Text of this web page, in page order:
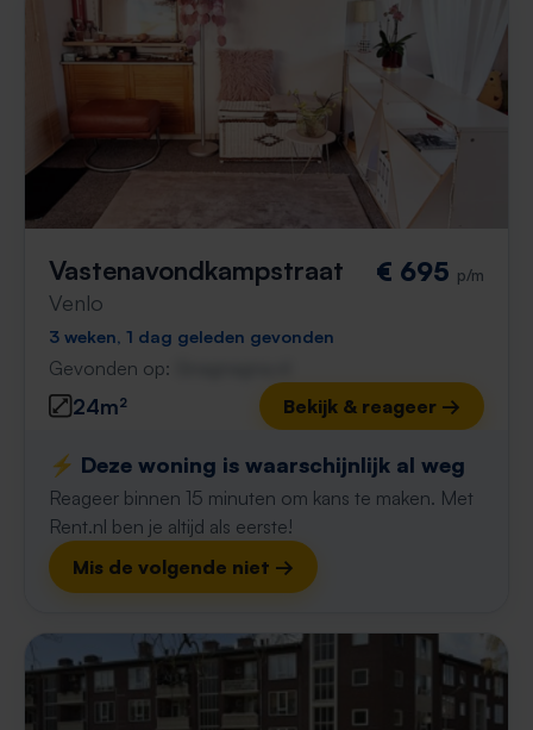
Vastenavondkampstraat
Venlo
€ 695 p/m
3 weken, 1 dag geleden gevonden
Gevonden op:
24m² Bekijk & reageer →
⚡️ Deze woning is waarschijnlijk al weg
Reageer binnen 15 minuten om kans te maken. Met
Rent.nl ben je altijd als eerste!
Mis de volgende niet →